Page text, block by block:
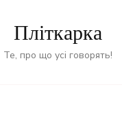
Пліткарка
Те, про що усі говорять!